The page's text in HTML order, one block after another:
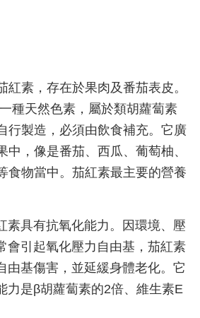
紅素，存在於果肉及番茄表皮。
種天然色素，屬於類胡蘿蔔素
行製造，必須由飲食補充。它廣
中，像是番茄、西瓜、葡萄柚、
食物當中。茄紅素最主要的營養
素具有抗氧化能力。因環境、壓
會引起氧化壓力自由基，茄紅素
由基傷害，並延緩身體老化。它
力是β胡蘿蔔素的2倍、維生素E